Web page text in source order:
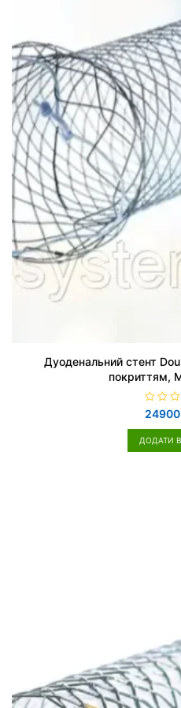
Дуоденальний стент
покриттям,
О
ц
і
н
ДОДАТИ